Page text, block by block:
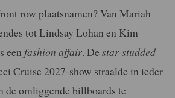
row plaatsnamen? Van Mariah
tot Lindsay Lohan en Kim
een fashion affair. De star-studded
Cruise 2027-show straalde in ieder
de omliggende billboards te